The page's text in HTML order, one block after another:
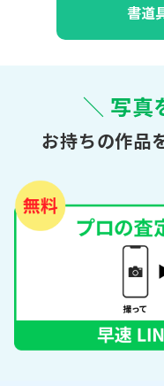
書道
＼ 写真
お持ちの作品